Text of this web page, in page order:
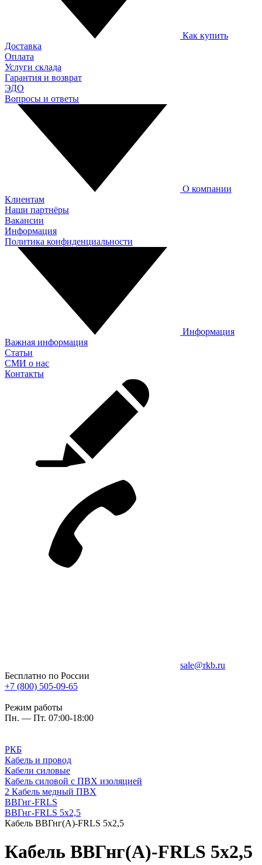
Как купить
Доставка
Оплата
Услуги склада
Гарантия и возврат
ЭДО
Вопросы и ответы
О компании
Клиентам
Наши партнёры
Вакансии
Информация
Политика конфиденциальности
Информация
Важная информация
Статьи
СМИ о нас
Контакты
sale@rkb.ru
Бесплатно по России
+7 (800) 505-09-65
Режим работы
Пн. — Пт. 07:00-18:00
РКБ
Кабель и провод
Кабели силовые
Кабель силовой с ПВХ изоляцией
2 Кабель медный ПВХ
ВВГнг-FRLS
ВВГнг-FRLS 5х2,5
Кабель ВВГнг(А)-FRLS 5х2,5
Кабель ВВГнг(А)-FRLS 5х2,5